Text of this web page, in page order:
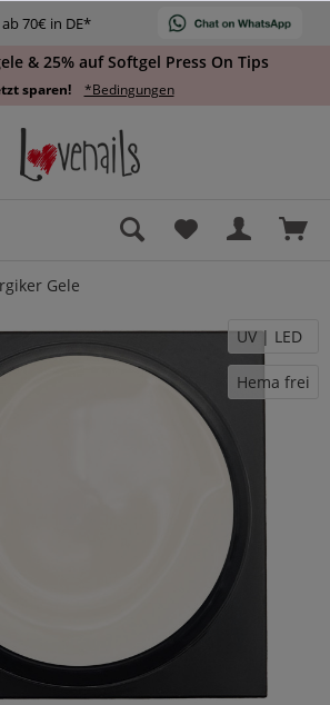
ab 70€ in DE*
& 25% auf Softgel Press On Tips
sparen! *Bedingungen
Gele
UV | LED
Hema frei